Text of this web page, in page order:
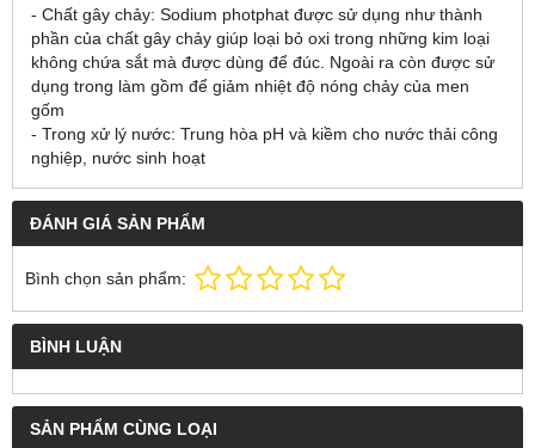
- Chất gây chảy: Sodium photphat được sử dụng như thành
phần của chất gây chảy giúp loại bỏ oxi trong những kim loại
không chứa sắt mà được dùng để đúc. Ngoài ra còn được sử
dụng trong làm gồm để giảm nhiệt độ nóng chảy của men
gốm
- Trong xử lý nước: Trung hòa pH và kiềm cho nước thải công
nghiệp, nước sinh hoạt
ĐÁNH GIÁ SẢN PHẨM
Bình chọn sản phẩm:
BÌNH LUẬN
SẢN PHẨM CÙNG LOẠI